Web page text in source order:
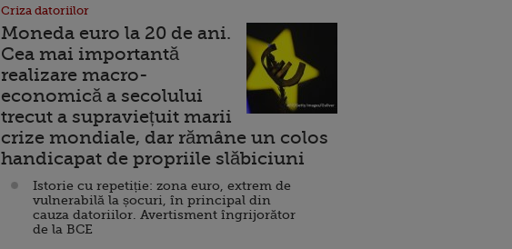
Criza datoriilor
Moneda euro la 20 de ani.
Cea mai importantă
realizare macro-
economică a secolului
trecut a supraviețuit marii
crize mondiale, dar rămâne un colos
handicapat de propriile slăbiciuni
Istorie cu repetiție: zona euro, extrem de
vulnerabilă la șocuri, în principal din
cauza datoriilor. Avertisment îngrijorător
de la BCE